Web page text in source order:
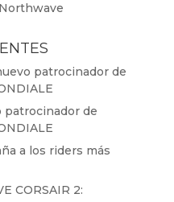
patrocinador de
patrocinador de
a los riders más
CORSAIR 2: